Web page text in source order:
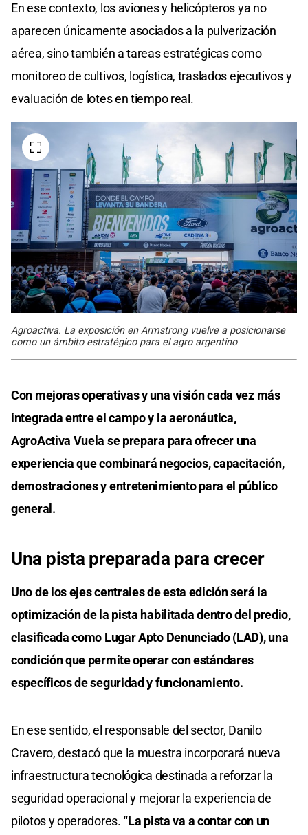
En ese contexto, los aviones y helicópteros ya no
aparecen únicamente asociados a la pulverización
aérea, sino también a tareas estratégicas como
monitoreo de cultivos, logística, traslados ejecutivos y
evaluación de lotes en tiempo real.
Agroactiva. La exposición en Armstrong vuelve a posicionarse
como un ámbito estratégico para el agro argentino
Con mejoras operativas y una visión cada vez más
integrada entre el campo y la aeronáutica,
AgroActiva Vuela se prepara para ofrecer una
experiencia que combinará negocios, capacitación,
demostraciones y entretenimiento para el público
general.
Una pista preparada para crecer
Uno de los ejes centrales de esta edición será la
optimización de la pista habilitada dentro del predio,
clasificada como Lugar Apto Denunciado (LAD), una
condición que permite operar con estándares
específicos de seguridad y funcionamiento.
En ese sentido, el responsable del sector, Danilo
Cravero, destacó que la muestra incorporará nueva
infraestructura tecnológica destinada a reforzar la
seguridad operacional y mejorar la experiencia de
pilotos y operadores. “La pista va a contar con un